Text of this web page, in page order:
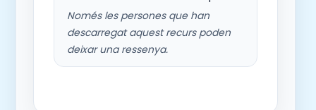
Només les persones que han
descarregat aquest recurs poden
deixar una ressenya.